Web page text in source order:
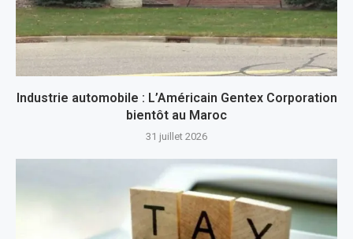
Industrie automobile : L’Américain Gentex Corporation
bientôt au Maroc
31 juillet 2026